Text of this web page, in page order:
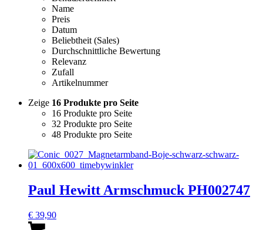
Name
Preis
Datum
Beliebtheit (Sales)
Durchschnittliche Bewertung
Relevanz
Zufall
Artikelnummer
Zeige 16 Produkte pro Seite
16 Produkte pro Seite
32 Produkte pro Seite
48 Produkte pro Seite
Paul Hewitt Armschmuck PH002747
€ 39,90